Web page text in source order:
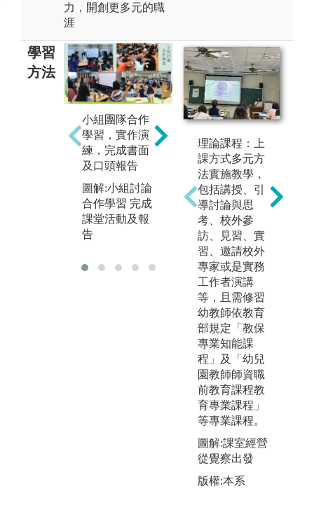
力，開創更多元的職
涯
學習
方法
小組團隊合作
學習，實作演
練，完成書面
及口頭報告
圖解:小組討論
合作學習 完成
課堂活動及報
告
嬰幼兒行為觀
察及嬰幼兒照
護與教保工作
實務操作學習
圖解:到幼兒園
試教帶動小朋
友活動
理論課程：上
課方式多元方
法實施教學，
包括講授、引
導討論與思
考、校外參
訪、見習、實
習、邀請校外
專家或是實務
工作者演講
等，且需修習
幼教師依教育
部規定「教保
專業知能課
程」及「幼兒
園教師師資職
前教育課程教
育專業課程」
等專業課程。
圖解:課室經營
從覺察出發
版權:本系